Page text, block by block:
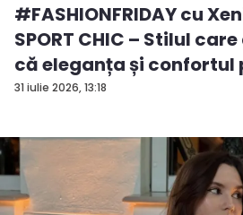
31 iulie 2026, 13:18
#FASHIONFRIDAY cu
SPORT CHIC – Stilul
că eleganța și confortul